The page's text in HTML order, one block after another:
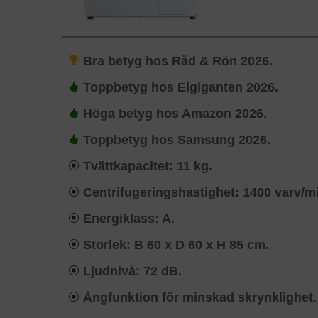
Bra betyg hos Råd & Rön 2026.
Toppbetyg hos Elgiganten 2026.
Höga betyg hos Amazon 2026.
Toppbetyg hos Samsung 2026.
Tvättkapacitet: 11 kg.
Centrifugeringshastighet: 1400 varv/
Energiklass: A.
Storlek: B 60 x D 60 x H 85 cm.
Ljudnivå: 72 dB.
Ångfunktion för minskad skrynklighet.